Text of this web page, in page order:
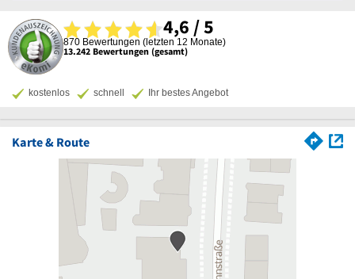
4,6 / 5
870 Bewertungen (letzten 12 Monate)
13.242 Bewertungen (gesamt)
kostenlos schnell Ihr bestes Angebot
Karte & Route